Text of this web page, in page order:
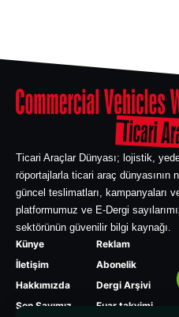
Ticari Araçlar Dünyası; lojistik,
röportajlarla ticari araç dünyasının
güncel teslimatları, kampanyaları
platformumuz ve E-Dergi
sektörünün güvenilir bilgi kaynağı.
Künye
İletişim
Hakkımızda
Son Sayımız
Reklam
Abonelik
Dergi Arşivi
Fuar takvimi